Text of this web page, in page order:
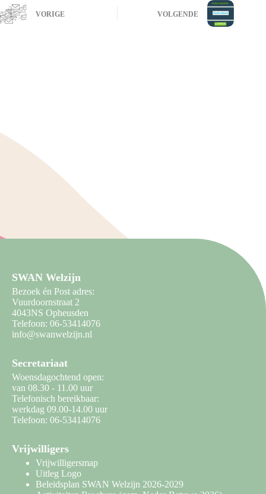
VORIGE VOLGENDE
SWAN Welzijn
Bezoek én Post adres:
Vuurdoornstraat 2
4043NS Opheusden
Telefoon: 06-53414076
info@swanwelzijn.nl
Secretariaat
Woensdagochtend open:
van 08.30 - 11.00 uur
Telefonisch bereikbaar:
werkdag 09.00-14.00 uur
Telefoon: 06-53414076
Vrijwilligers
Vrijwilligersmap
Uitleg Logo
Beleidsplan SWAN Welzijn 2026-2029